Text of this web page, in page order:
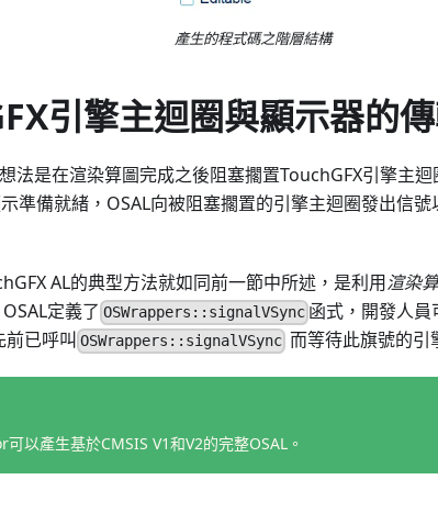
產生的程式碼之階層結構
引擎主迴圈與顯示器的
法是在渲染算圖完成之後阻塞擱置TouchGFX引擎主
準備就緒，OSAL向被阻塞擱置的引擎主迴圈發出信
AL的典型方法就如同前一節中所述，是利用渲染
定義了 OSWrappers::signalVSync 函式，開發人
前已呼叫 OSWrappers::signalVSync 而等待此旗號的引
以產生基於CMSIS V1和V2的完整OSAL。